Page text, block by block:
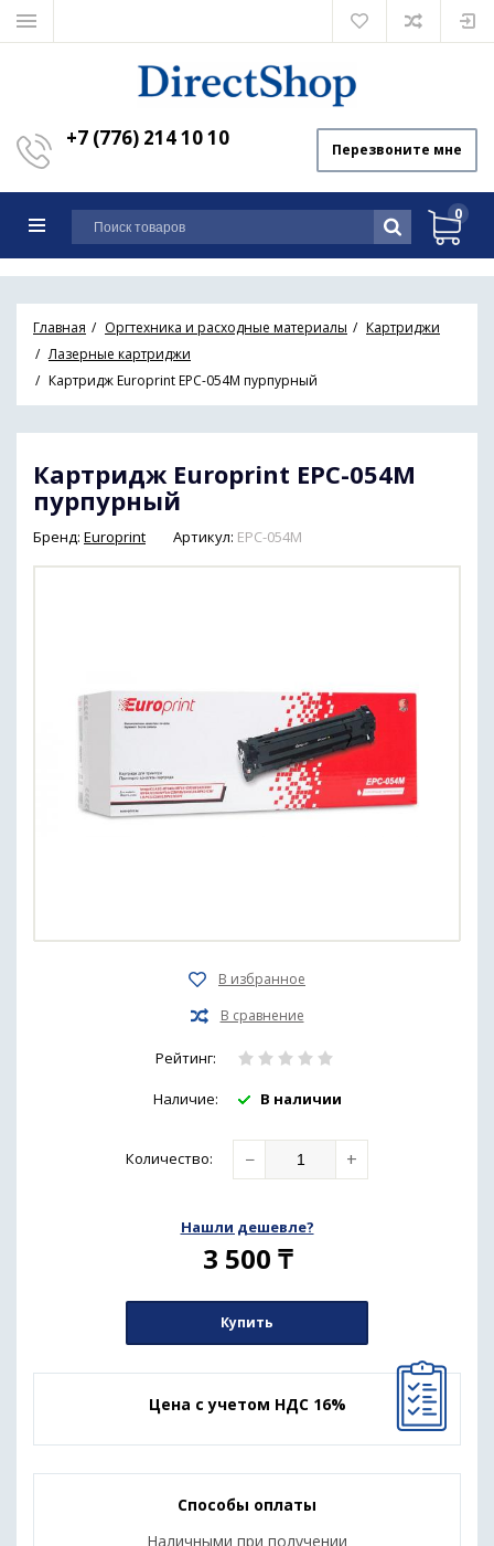
+7 (776) 214 10 10 Перезвоните мне
0
Главная Оргтехника и расходные материалы
Картриджи
Лазерные картриджи
Картридж Europrint EPC-054M пурпурный
Картридж Europrint EPC-054M
пурпурный
Бренд: Europrint Артикул: EPC-054M
Рейтинг:
Наличие: В наличии
Количество: − +
Нашли дешевле?
3 500 ₸
Купить
Цена с учетом НДС 16%
Способы оплаты
Наличными при получении